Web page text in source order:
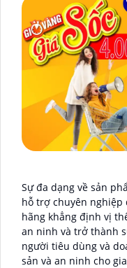
Sự đa dạng về sản
hỗ trợ chuyên nghiệp
hãng khẳng định vị
an ninh và trở thành
người tiêu dùng và
sản và an ninh cho